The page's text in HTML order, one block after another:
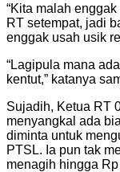
“Kita malah
RT setempat, jadi
enggak usah usik
“Lagipula mana
kentut,” katanya
Sujadih, Ketua RT
menyangkal ada
diminta untuk
PTSL. Ia pun tak
menagih hingga